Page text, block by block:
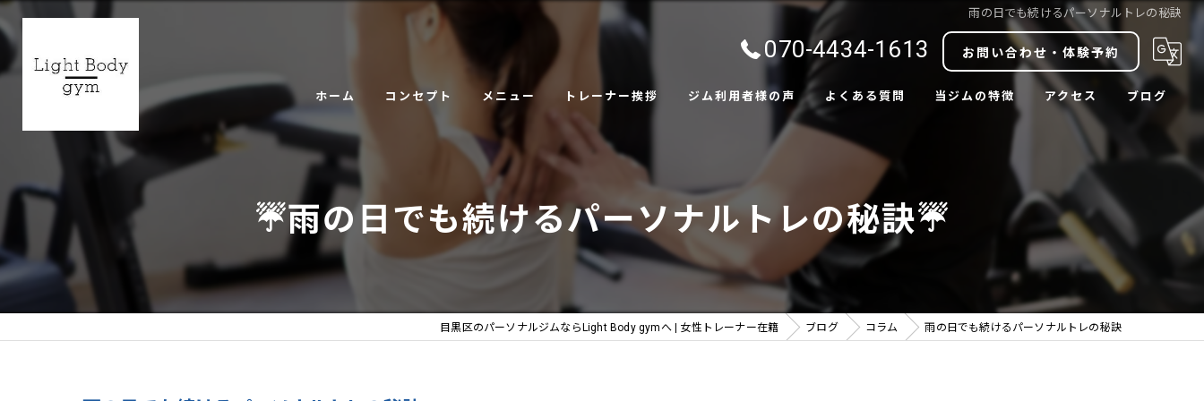
雨の日でも続けるパーソナルトレの秘訣
070-4434-1613 お問い合わせ・体験予約
ホーム コンセプト メニュー トレーナー挨拶 ジム利用者様の声 よくある質問 当ジムの特徴
ボディメイク
中目黒駅近
アクセス ブログ
コラム
☔雨の日でも続けるパーソナルトレの秘訣☔
目黒区のパーソナルジムならLight Body gymへ | 女性トレーナー在籍 ブログ コラム 雨の日でも続けるパーソナルトレの秘訣